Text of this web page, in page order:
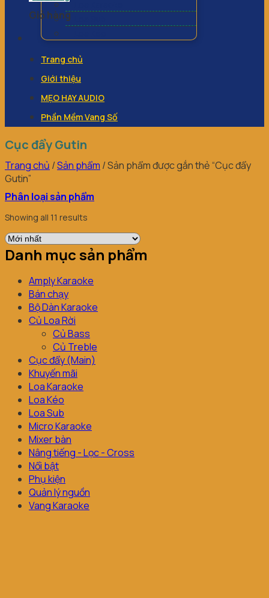
Giỏ hàng
Trang chủ
Giới thiệu
MẸO HAY AUDIO
Phần Mềm Vang Số
Cục đẩy Gutin
Trang chủ /Sản phẩm /Sản phẩm được gắn thẻ “Cục đẩy
Gutin”
Phân loại sản phẩm
Showing all 11 results
Danh mục sản phẩm
Amply Karaoke
Bán chạy
Bộ Dàn Karaoke
Củ Loa Rời
Củ Bass
Củ Treble
Cục đẩy (Main)
Khuyến mãi
Loa Karaoke
Loa Kéo
Loa Sub
Micro Karaoke
Mixer bàn
Nâng tiếng - Lọc - Cross
Nổi bật
Phụ kiện
Quản lý nguồn
Vang Karaoke